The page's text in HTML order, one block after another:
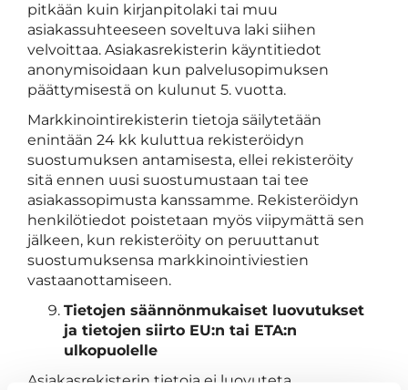
pitkään kuin kirjanpitolaki tai muu
asiakassuhteeseen soveltuva laki siihen
velvoittaa. Asiakasrekisterin käyntitiedot
anonymisoidaan kun palvelusopimuksen
päättymisestä on kulunut 5. vuotta.
Markkinointirekisterin tietoja säilytetään
enintään 24 kk kuluttua rekisteröidyn
suostumuksen antamisesta, ellei rekisteröity
sitä ennen uusi suostumustaan tai tee
asiakassopimusta kanssamme. Rekisteröidyn
henkilötiedot poistetaan myös viipymättä sen
jälkeen, kun rekisteröity on peruuttanut
suostumuksensa markkinointiviestien
vastaanottamiseen.
Tietojen säännönmukaiset luovutukset
ja tietojen siirto EU:n tai ETA:n
ulkopuolelle
Asiakasrekisterin tietoja ei luovuteta